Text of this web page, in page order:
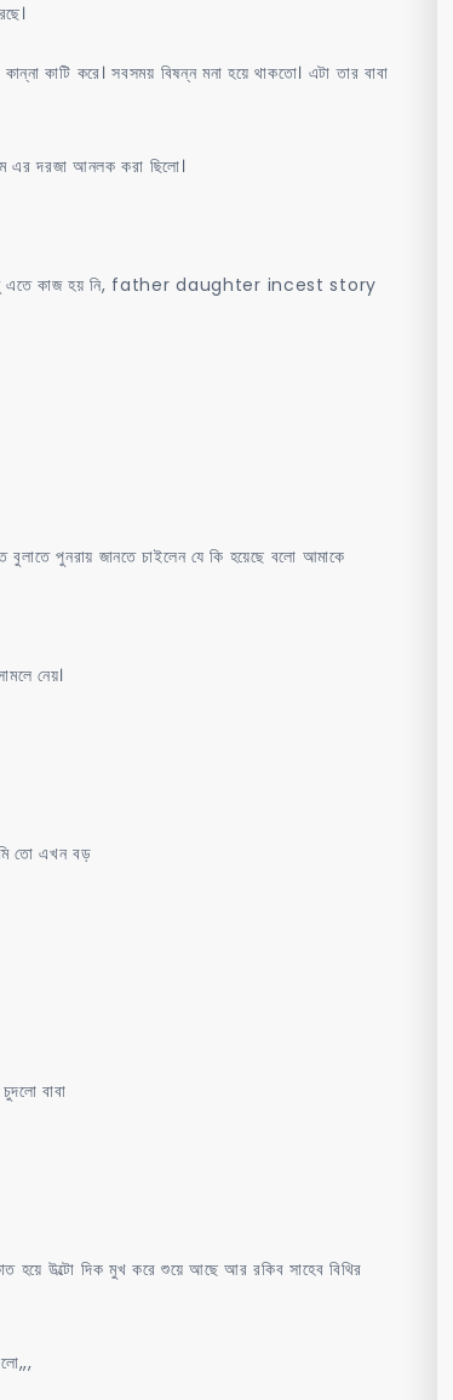
কাটি করে। সবসময় বিষন্ন মনা হয়ে থাকতো। এটা তার বাবা
এর দরজা আনলক করা ছিলো।
কিন্তু এতে কাজ হয় নি, father daughter incest story
বুলাতে পুনরায় জানতে চাইলেন যে কি হয়েছে বলো আমাকে
নেয়।
তো এখন বড়
বাবা
হয়ে উল্টো দিক মুখ করে শুয়ে আছে আর রকিব সাহেব বিথির